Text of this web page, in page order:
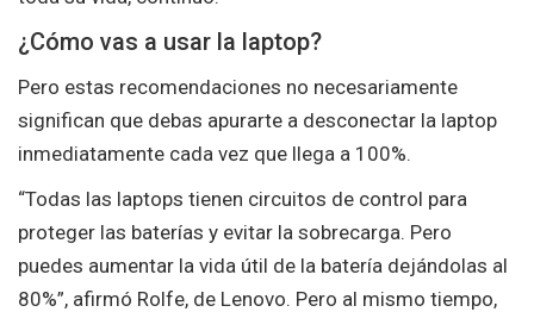
¿Cómo vas a usar la laptop?
Pero estas recomendaciones no necesariamente
significan que debas apurarte a desconectar la laptop
inmediatamente cada vez que llega a 100%.
“Todas las laptops tienen circuitos de control para
proteger las baterías y evitar la sobrecarga. Pero
puedes aumentar la vida útil de la batería dejándolas al
80%”, afirmó Rolfe, de Lenovo. Pero al mismo tiempo,